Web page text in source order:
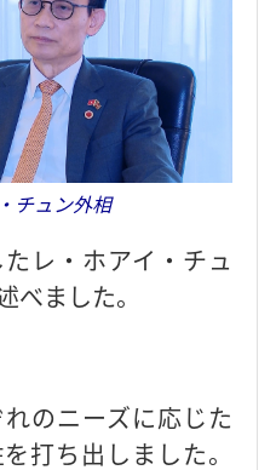
チュン外相
レ・ホアイ・チュ
べました。
れのニーズに応じた
打ち出しました。